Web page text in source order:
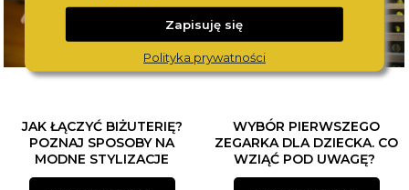
JAK ŁĄCZYĆ BIŻUTERIĘ?
POZNAJ SPOSOBY NA
MODNE STYLIZACJE
WYBÓR PIERWSZEGO
ZEGARKA DLA DZIECKA. CO
WZIĄĆ POD UWAGĘ?
Zapisuję się
Polityka prywatności